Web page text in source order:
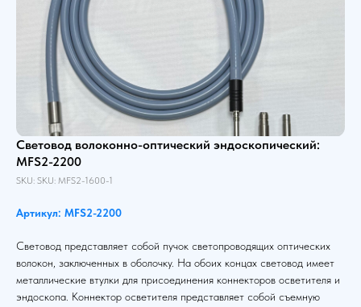
Световод волоконно-оптический эндоскопический:
MFS2-2200
SKU: SKU: MFS2-1600-1
Артикул: MFS2-2200
Световод представляет собой пучок светопроводящих оптических
волокон, заключенных в оболочку. На обоих концах световод имеет
металлические втулки для присоединения коннекторов осветителя и
эндоскопа. Коннектор осветителя представляет собой съемную